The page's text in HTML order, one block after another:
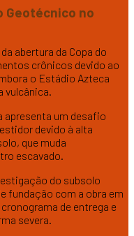
Geotécnico no
abertura da Copa do
crônicos devido ao
o Estádio Azteca
vulcânica.
apresenta um desafio
devido à alta
que muda
escavado.
do subsolo
fundação com a obra em
de entrega e
severa.